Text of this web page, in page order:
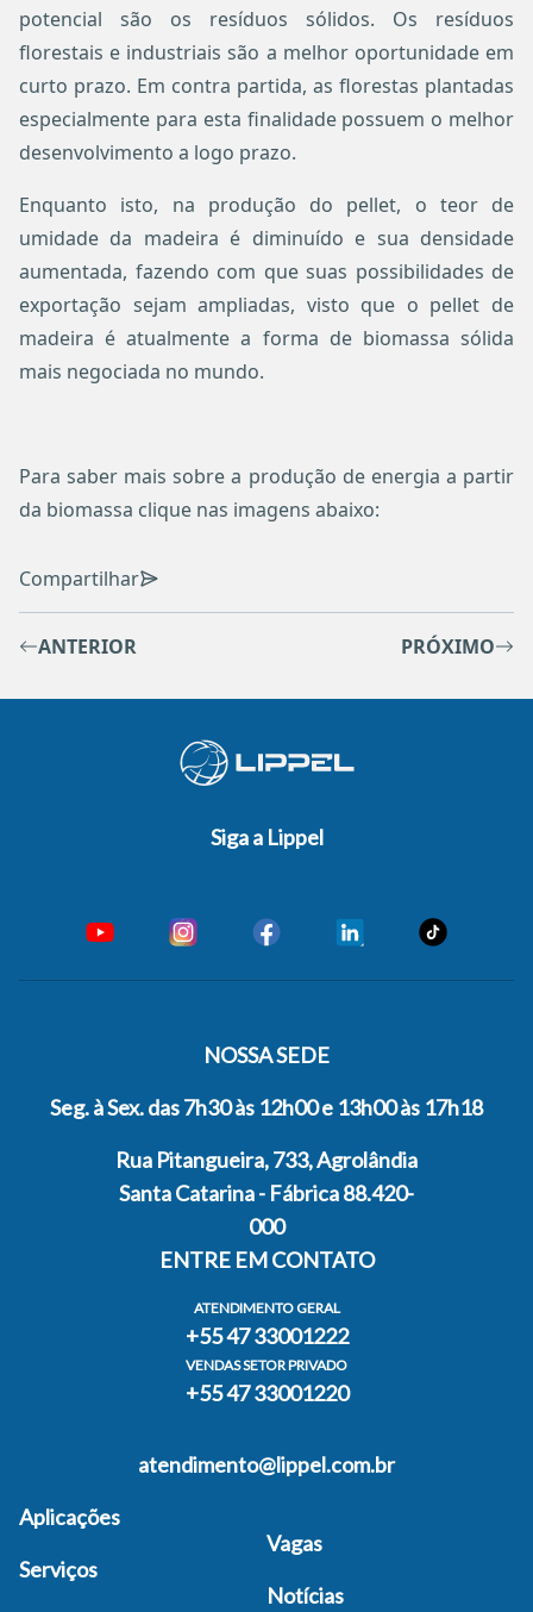
potencial são os resíduos sólidos. Os resíduos
florestais e industriais são a melhor oportunidade em
curto prazo. Em contra partida, as florestas plantadas
especialmente para esta finalidade possuem o melhor
desenvolvimento a logo prazo.
Enquanto isto, na produção do pellet, o teor de
umidade da madeira é diminuído e sua densidade
aumentada, fazendo com que suas possibilidades de
exportação sejam ampliadas, visto que o pellet de
madeira é atualmente a forma de biomassa sólida
mais negociada no mundo.
Para saber mais sobre a produção de energia a partir
da biomassa clique nas imagens abaixo:
Compartilhar
ANTERIOR PRÓXIMO
Siga a Lippel
NOSSA SEDE
Seg. à Sex. das 7h30 às 12h00 e 13h00 às 17h18
Rua Pitangueira, 733, Agrolândia
Santa Catarina - Fábrica 88.420-
000
ENTRE EM CONTATO
ATENDIMENTO GERAL
+55 47 33001222
VENDAS SETOR PRIVADO
+55 47 33001220
atendimento@lippel.com.br
Aplicações
Serviços
Vagas
Notícias